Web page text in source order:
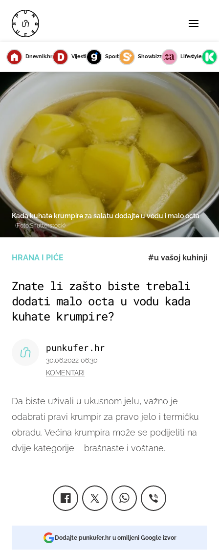
Dnevnik.hr Vijesti Sport Showbizz Lifestyle
HRANA I PIĆE #u vašoj kuhinji
Znate li zašto biste trebali
dodati malo octa u vodu kada
kuhate krumpire?
Da biste uživali u ukusnom jelu, važno je
odabrati pravi krumpir za pravo jelo i termičku
obradu. Većina krumpira može se podijeliti na
dvije kategorije – brašnaste i voštane.
punkufer.hr
30.06.2022 06:30
KOMENTARI
Kada kuhate krumpire za salatu dodajte u vodu i malo octa
(Foto:Shutterstock)
Dodajte punkufer.hr u omiljeni Google izvor